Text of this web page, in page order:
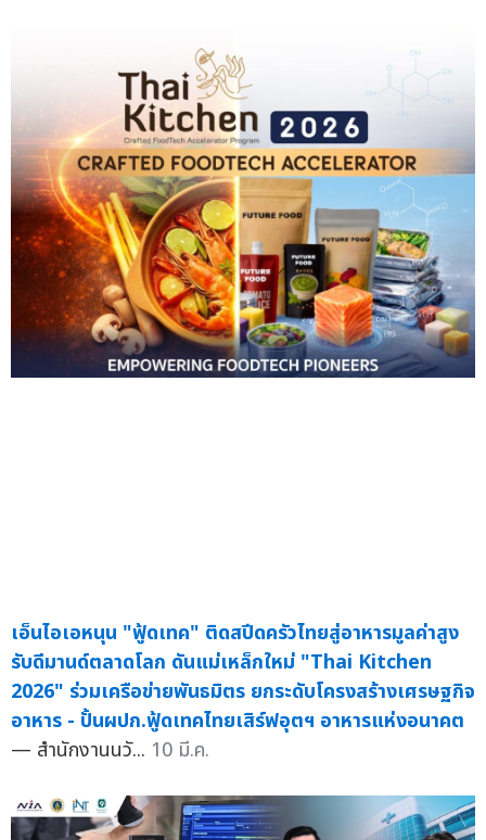
เอ็นไอเอหนุน "ฟู้ดเทค" ติดสปีดครัวไทยสู่อาหารมูลค่าสูง
รับดีมานด์ตลาดโลก ดันแม่เหล็กใหม่ "Thai Kitchen
2026" ร่วมเครือข่ายพันธมิตร ยกระดับโครงสร้างเศรษฐกิจ
อาหาร - ปั้นผปก.ฟู้ดเทคไทยเสิร์ฟอุตฯ อาหารแห่งอนาคต
— สำนักงานนวั... 10 มี.ค.